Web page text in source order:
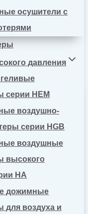
осушители с
давления
серии HEM
воздушно-
серии HGB
воздушные
высокого
HA
дожимные
для воздуха и